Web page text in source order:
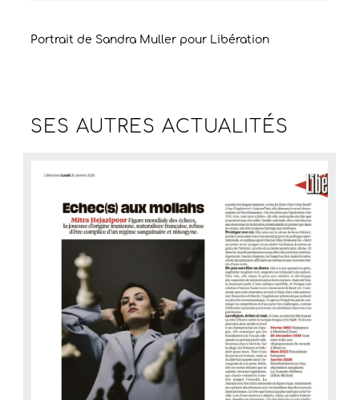
Portrait de Sandra Muller pour Libération
SES AUTRESACTUALITÉS